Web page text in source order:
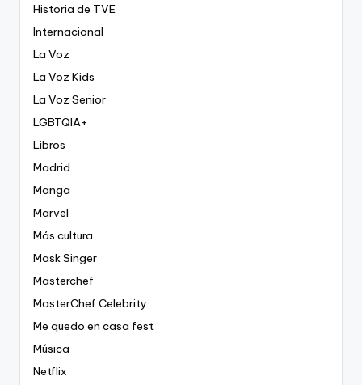
Historia de TVE
Internacional
La Voz
La Voz Kids
La Voz Senior
LGBTQIA+
Libros
Madrid
Manga
Marvel
Más cultura
Mask Singer
Masterchef
MasterChef Celebrity
Me quedo en casa fest
Música
Netflix